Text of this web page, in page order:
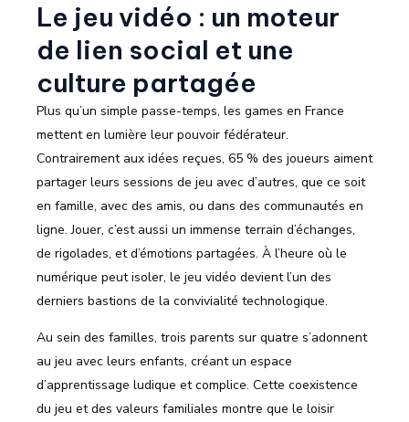
Le jeu vidéo : un moteur
de lien social et une
culture partagée
Plus qu’un simple passe-temps, les games en France
mettent en lumière leur pouvoir fédérateur.
Contrairement aux idées reçues, 65 % des joueurs aiment
partager leurs sessions de jeu avec d’autres, que ce soit
en famille, avec des amis, ou dans des communautés en
ligne. Jouer, c’est aussi un immense terrain d’échanges,
de rigolades, et d’émotions partagées. À l’heure où le
numérique peut isoler, le jeu vidéo devient l’un des
derniers bastions de la convivialité technologique.
Au sein des familles, trois parents sur quatre s’adonnent
au jeu avec leurs enfants, créant un espace
d’apprentissage ludique et complice. Cette coexistence
du jeu et des valeurs familiales montre que le loisir